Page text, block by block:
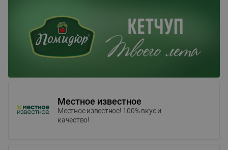
Местное известное
Местное известное! 100% вкус и
качество!